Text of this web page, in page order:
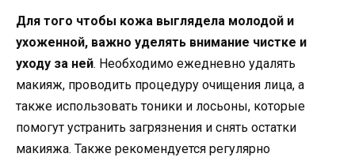
Для того чтобы кожа выглядела молодой и
ухоженной, важно уделять внимание чистке и
уходу за ней. Необходимо ежедневно удалять
макияж, проводить процедуру очищения лица, а
также использовать тоники и лосьоны, которые
помогут устранить загрязнения и снять остатки
макияжа. Также рекомендуется регулярно